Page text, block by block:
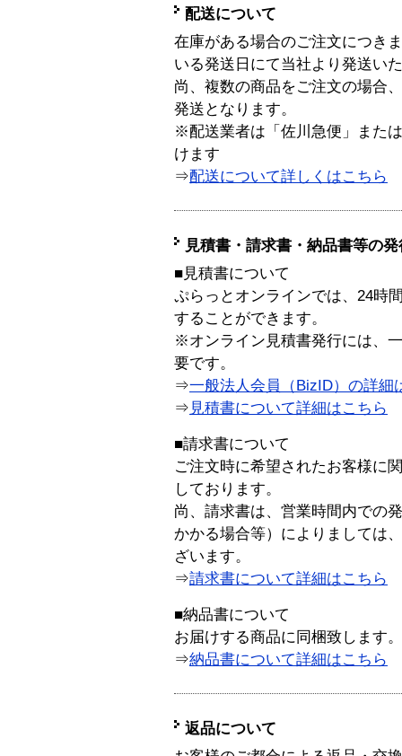
配送について
在庫がある場合のご注文につき
いる発送日にて当社より発送い
尚、複数の商品をご注文の場合
発送となります。
※配送業者は「佐川急便」また
けます
⇒配送について詳しくはこちら
見積書・請求書・納品書等の
■見積書について
ぷらっとオンラインでは、24時
することができます。
※オンライン見積書発行には、
要です。
⇒一般法人会員（BizID）の詳細
⇒ 見積書について詳細はこちら
■請求書について
ご注文時に希望されたお客様に
しております。
尚、請求書は、営業時間内での
かかる場合等）によりましては
ざいます。
⇒請求書について詳細はこちら
■納品書について
お届けする商品に同梱致します。
⇒納品書について詳細はこちら
返品について